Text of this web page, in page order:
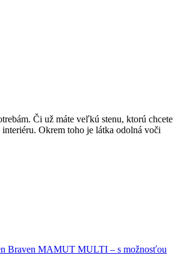
Či už máte veľkú stenu, ktorú chcete
Okrem toho je látka odolná voči
Braven MAMUT MULTI – s možnosťou